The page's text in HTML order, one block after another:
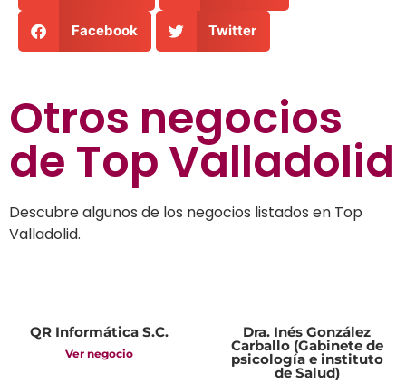
Facebook Twitter
Otros negocios
de Top Valladolid
Descubre algunos de los negocios listados en Top
Valladolid.
QR Informática S.C.
Ver negocio
Dra. Inés González
Carballo (Gabinete de
psicología e instituto
de Salud)